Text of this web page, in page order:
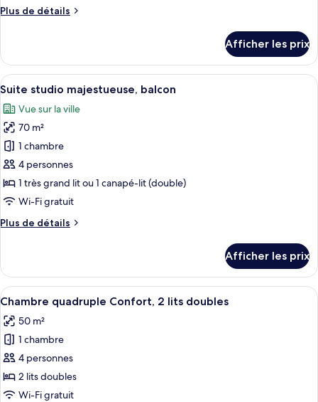
Chambre
balcon,
vue
sur
la
ville
Plus de détails
Plus
Chambre
Deluxe
double,
vue
sur
la
ville
Afficher les prix
Afficher
toutes
les
photos
pour
ce
type
de
chambre :
Suite
balcon
Une chambre d’hôtel avec un
6
Suite studio majestueuse, balcon
Vue sur la ville
70 m²
1 chambre
4 personnes
1 très grand lit ou 1 canapé-lit (double)
Wi-Fi gratuit
Plus de détails
Plus
Suite
studio
majestueuse,
Afficher les prix
Afficher
toutes
les
photos
pour
ce
type
Une chambre d’hôtel avec deux lits,
5
Chambre quadruple Confort, 2 lits doubles
50 m²
1 chambre
4 personnes
2 lits doubles
Wi-Fi gratuit